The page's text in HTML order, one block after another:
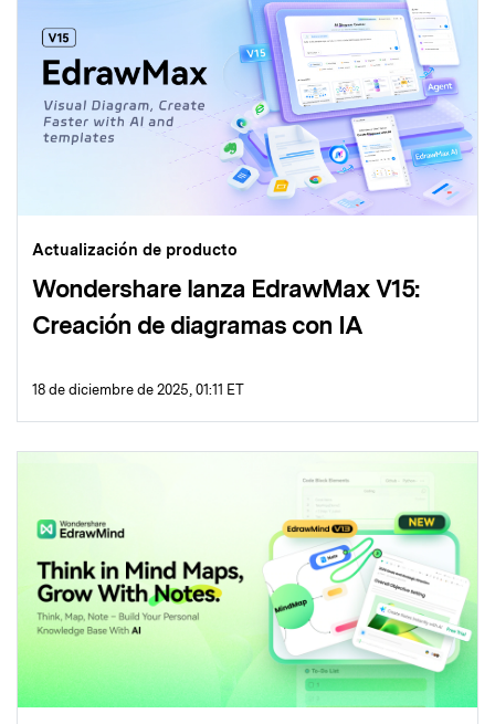
Actualización de producto
Wondershare lanza EdrawMax V15:
Creación de diagramas con IA
18 de diciembre de 2025, 01:11 ET